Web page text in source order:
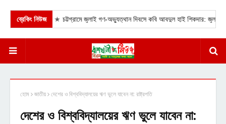
ব্রেকিং নিউজ
★ চট্টগ্রামে জুলাই গণ-অভ্যুত্থান দিবসে কবি আবদুল হাই শিকদার: জুলাই হারিয়ে
হোম জাতীয় দেশের ও বিশ্ববিদ্যালয়ের ঋণ ভুলে যাবেন না: রাষ্ট্রপতি
দেশের ও বিশ্ববিদ্যালয়ের ঋণ ভুলে যাবেন না: